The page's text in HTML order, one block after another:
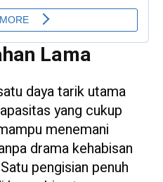
Lama
daya tarik utama
yang cukup
menemani
drama kehabisan
pengisian penuh